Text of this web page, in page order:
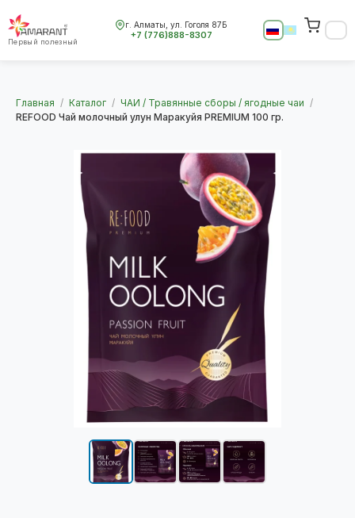
Первый полезный
г. Алматы, ул. Гоголя 87Б
+7 (776)888-8307
Главная / Каталог / ЧАИ / Травянные сборы / ягодные чаи /
REFOOD Чай молочный улун Маракуйя PREMIUM 100 гр.